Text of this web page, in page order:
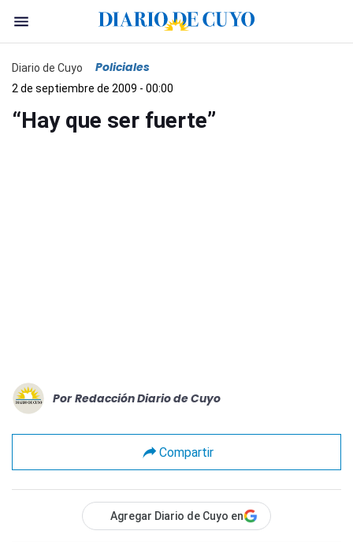
Diario de Cuyo Policiales
2 de septiembre de 2009 - 00:00
“Hay que ser fuerte”
Por Redacción Diario de Cuyo
Compartir
Agregar Diario de Cuyo en